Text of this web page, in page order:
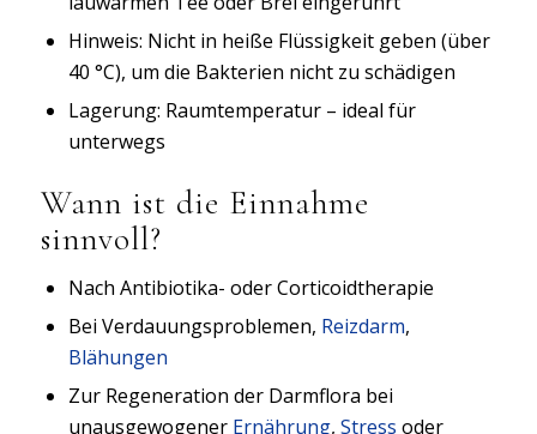
Hinweis: Nicht in heiße Flüssigkeit geben (über
40 °C), um die Bakterien nicht zu schädigen
Lagerung: Raumtemperatur – ideal für
unterwegs
Wann ist die Einnahme
sinnvoll?
Nach Antibiotika- oder Corticoidtherapie
Bei Verdauungsproblemen, Reizdarm,
Blähungen
Zur Regeneration der Darmflora bei
unausgewogener Ernährung, Stress oder